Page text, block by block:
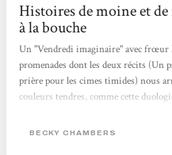
Histoires de moine et
à la bouche
Un "Vendredi imaginaire" avec frœur
promenades dont les deux récits (Un
prière pour les cimes timides) nous
couleurs tendres, comme cette
mélancoliques, notre lien au vivant
BECKY CHAMBERS